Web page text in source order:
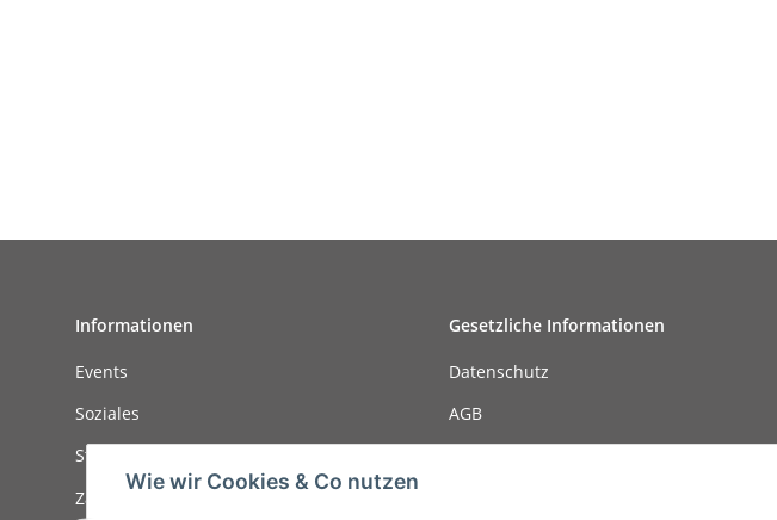
Informationen
Events
Soziales
Stellenanzeigen
Zahlungsmöglichkeiten
Gesetzliche Informationen
Datenschutz
AGB
Wie wir Cookies & Co nutzen